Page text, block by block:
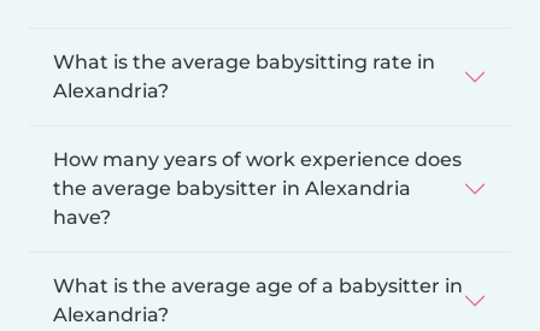
What is the average babysitting rate in
Alexandria?
How many years of work experience does
the average babysitter in Alexandria
have?
What is the average age of a babysitter in
Alexandria?